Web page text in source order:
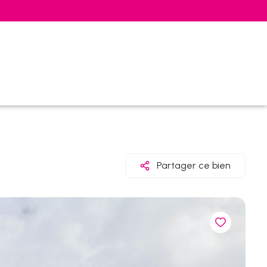
Partager ce bien